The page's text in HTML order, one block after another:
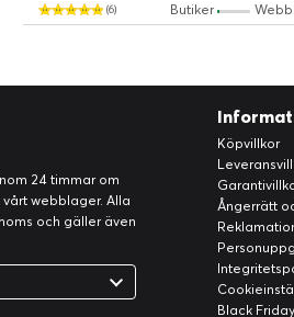
(6) Butiker
24 timmar om
webblager. Alla
och gäller även
Köpvillkor
Ångerrätt
Black Friday